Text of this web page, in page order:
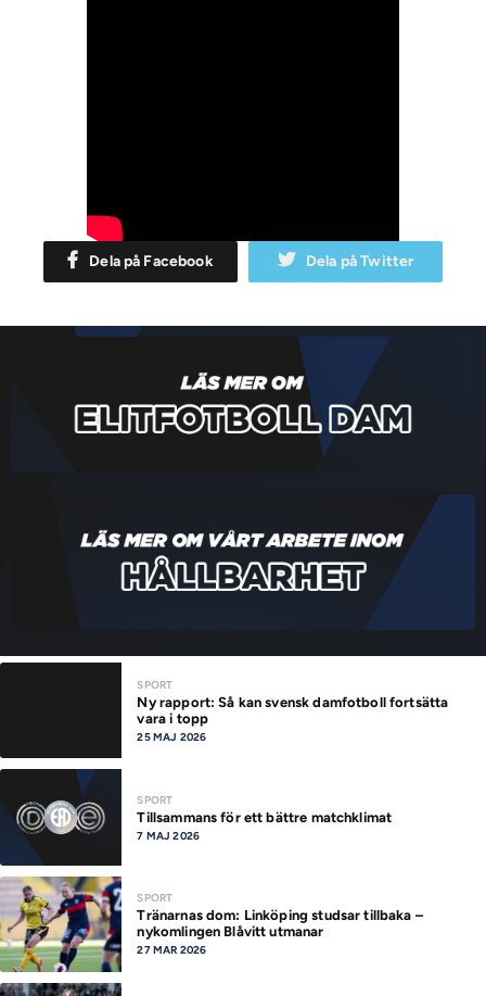
Dela på Facebook Dela på Twitter
SPORT
Ny rapport: Så kan svensk damfotboll fortsätta
vara i topp
25 MAJ 2026
SPORT
Tillsammans för ett bättre matchklimat
7 MAJ 2026
SPORT
Tränarnas dom: Linköping studsar tillbaka –
nykomlingen Blåvitt utmanar
27 MAR 2026